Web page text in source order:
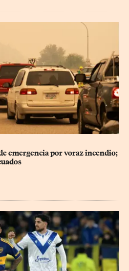
emergencia por voraz incendio;